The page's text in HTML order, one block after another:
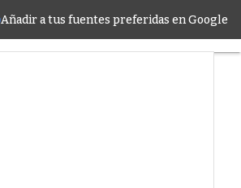
Añadir a tus fuentes preferidas en Google